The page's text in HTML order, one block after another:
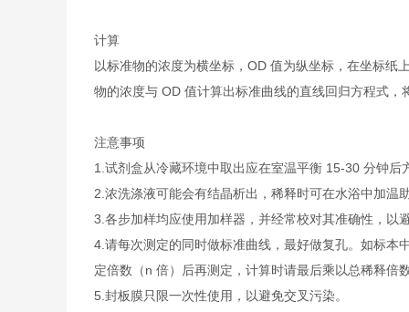
计算
以标准物的浓度为横坐标，OD 值为纵坐标，在坐标纸
物的浓度与 OD 值计算出标准曲线的直线回归方程式
注意事项
1.试剂盒从冷藏环境中取出应在室温平衡 15-30 分钟
2.浓洗涤液可能会有结晶析出，稀释时可在水浴中加温
3.各步加样均应使用加样器，并经常校对其准确性，以
4.请每次测定的同时做标准曲线，最好做复孔。如标本
定倍数（n 倍）后再测定，计算时请最后乘以总稀释倍
5.封板膜只限一次性使用，以避免交叉污染。